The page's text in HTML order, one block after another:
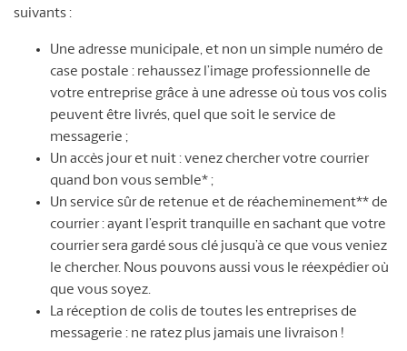
suivants :
Une adresse municipale, et non un simple numéro de
case postale : rehaussez l’image professionnelle de
votre entreprise grâce à une adresse où tous vos colis
peuvent être livrés, quel que soit le service de
messagerie ;
Un accès jour et nuit : venez chercher votre courrier
quand bon vous semble* ;
Un service sûr de retenue et de réacheminement** de
courrier : ayant l’esprit tranquille en sachant que votre
courrier sera gardé sous clé jusqu’à ce que vous veniez
le chercher. Nous pouvons aussi vous le réexpédier où
que vous soyez.
La réception de colis de toutes les entreprises de
messagerie : ne ratez plus jamais une livraison !